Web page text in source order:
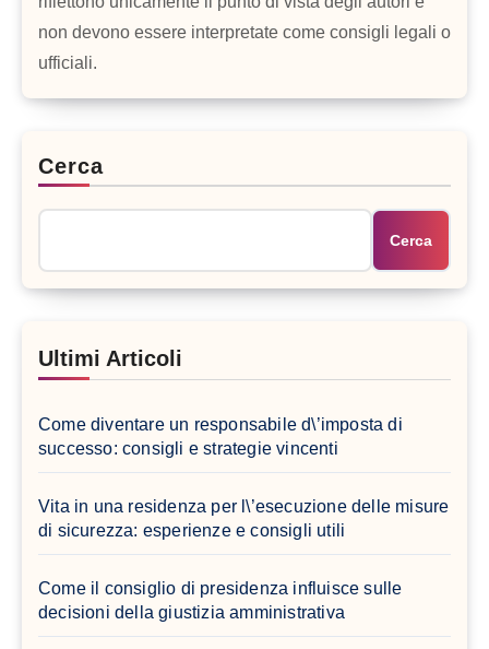
non devono essere interpretate come consigli legali o
ufficiali.
Cerca
Cerca
Ultimi Articoli
Come diventare un responsabile d\’imposta di
successo: consigli e strategie vincenti
Vita in una residenza per l\’esecuzione delle misure
di sicurezza: esperienze e consigli utili
Come il consiglio di presidenza influisce sulle
decisioni della giustizia amministrativa